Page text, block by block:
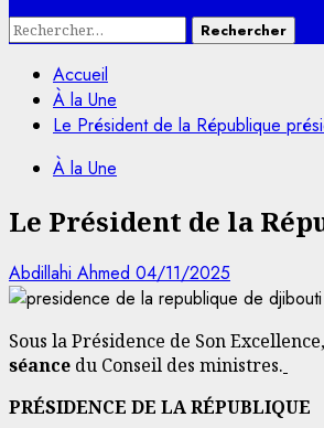
Rechercher :
Accueil
À la Une
Le Président de la République
À la Une
Le Président de la
Abdillahi Ahmed 04/11/2025
Sous la Présidence de Son Excellence,
séance du Conseil des ministres.
PRÉSIDENCE DE LA RÉPUBLIQUE